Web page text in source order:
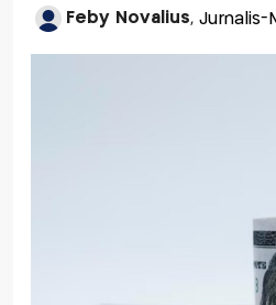
Feby Novalius, Jurnalis-